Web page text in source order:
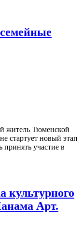
житель Тюменской
стартует новый этап
участие в
культурного
Арт.